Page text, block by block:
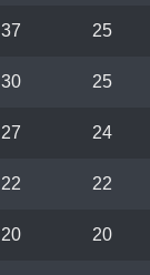
37 25
30 25
27 24
22 22
20 20